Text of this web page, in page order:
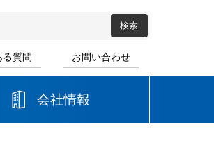
る質問 お問い合わせ
会社情報